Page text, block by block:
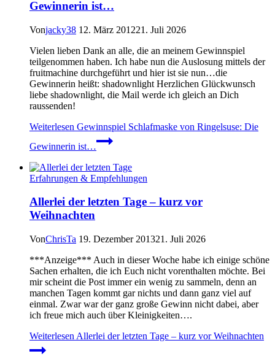
Gewinnerin ist…
Vonjacky38 12. März 201221. Juli 2026
Vielen lieben Dank an alle, die an meinem Gewinnspiel
teilgenommen haben. Ich habe nun die Auslosung mittels der
fruitmachine durchgeführt und hier ist sie nun…die
Gewinnerin heißt: shadownlight Herzlichen Glückwunsch
liebe shadownlight, die Mail werde ich gleich an Dich
raussenden!
Weiterlesen Gewinnspiel Schlafmaske von Ringelsuse: Die
Gewinnerin ist…
Erfahrungen & Empfehlungen
Allerlei der letzten Tage – kurz vor
Weihnachten
VonChrisTa 19. Dezember 201321. Juli 2026
***Anzeige*** Auch in dieser Woche habe ich einige schöne
Sachen erhalten, die ich Euch nicht vorenthalten möchte. Bei
mir scheint die Post immer ein wenig zu sammeln, denn an
manchen Tagen kommt gar nichts und dann ganz viel auf
einmal. Zwar war der ganz große Gewinn nicht dabei, aber
ich freue mich auch über Kleinigkeiten….
Weiterlesen Allerlei der letzten Tage – kurz vor Weihnachten